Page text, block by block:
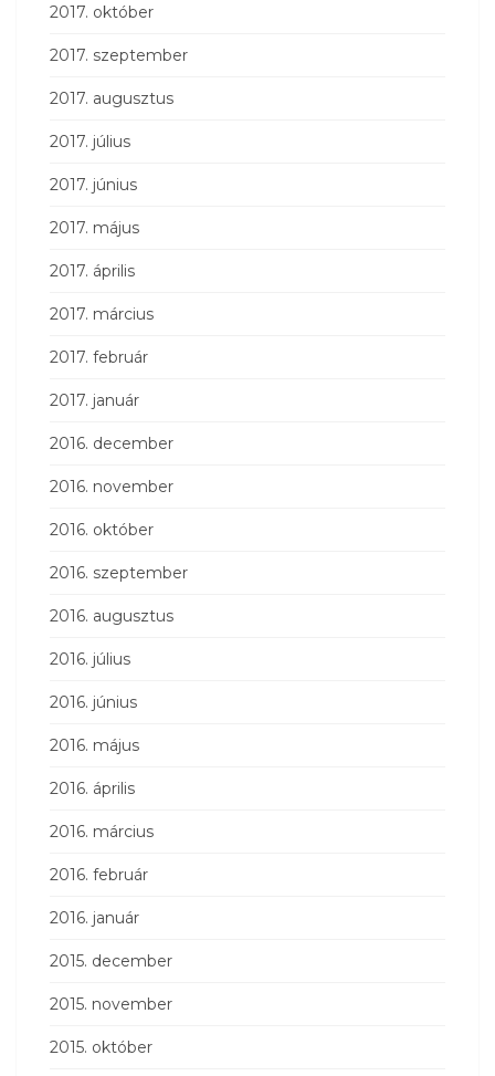
2017. október
2017. szeptember
2017. augusztus
2017. július
2017. június
2017. május
2017. április
2017. március
2017. február
2017. január
2016. december
2016. november
2016. október
2016. szeptember
2016. augusztus
2016. július
2016. június
2016. május
2016. április
2016. március
2016. február
2016. január
2015. december
2015. november
2015. október